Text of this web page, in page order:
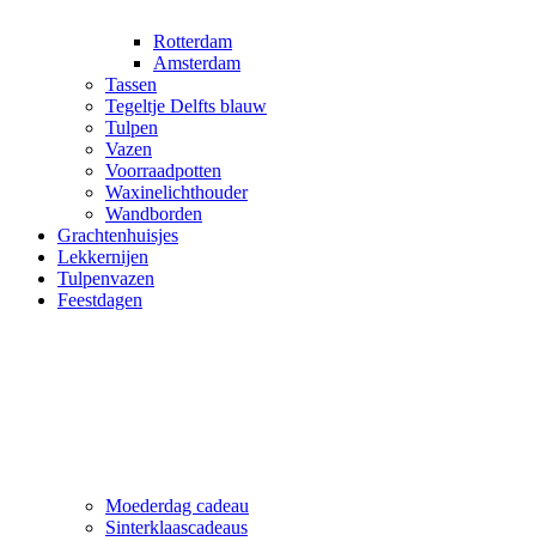
Rotterdam
Amsterdam
Tassen
Tegeltje Delfts blauw
Tulpen
Vazen
Voorraadpotten
Waxinelichthouder
Wandborden
Grachtenhuisjes
Lekkernijen
Tulpenvazen
Feestdagen
Moederdag cadeau
Sinterklaascadeaus